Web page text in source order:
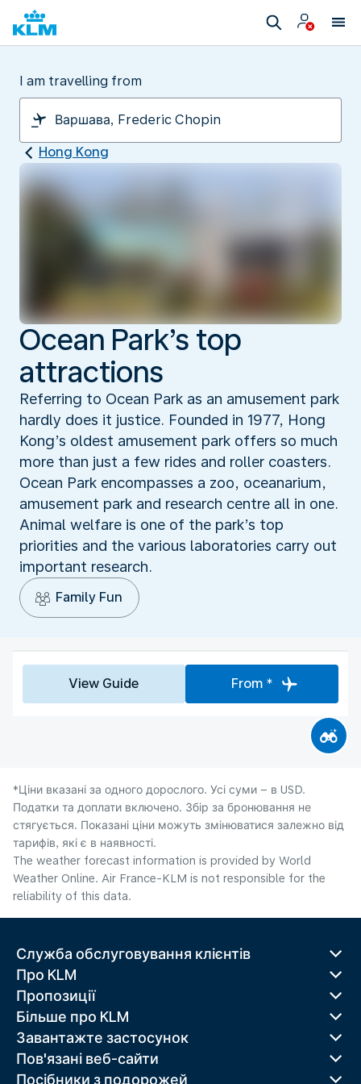
I am travelling from
Hong Kong
Ocean Park’s top
attractions
Referring to Ocean Park as an amusement park
hardly does it justice. Founded in 1977, Hong
Kong’s oldest amusement park offers so much
more than just a few rides and roller coasters.
Ocean Park encompasses a zoo, oceanarium,
amusement park and research centre all in one.
Animal welfare is one of the park’s top
priorities and the various laboratories carry out
important research.
Family Fun
View Guide From *
*Ціни вказані за одного дорослого. Усі суми – в USD.
Податки та доплати включено. Збір за бронювання не
стягується. Показані ціни можуть змінюватися залежно від
тарифів, які є в наявності.
The weather forecast information is provided by World
Weather Online. Air France-KLM is not responsible for the
reliability of this data.
Служба обслуговування клієнтів
Про KLM
Пропозиції
Більше про KLM
Завантажте застосунок
Пов'язані веб-сайти
Посібники з подорожей